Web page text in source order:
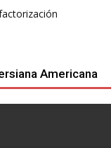
Americana